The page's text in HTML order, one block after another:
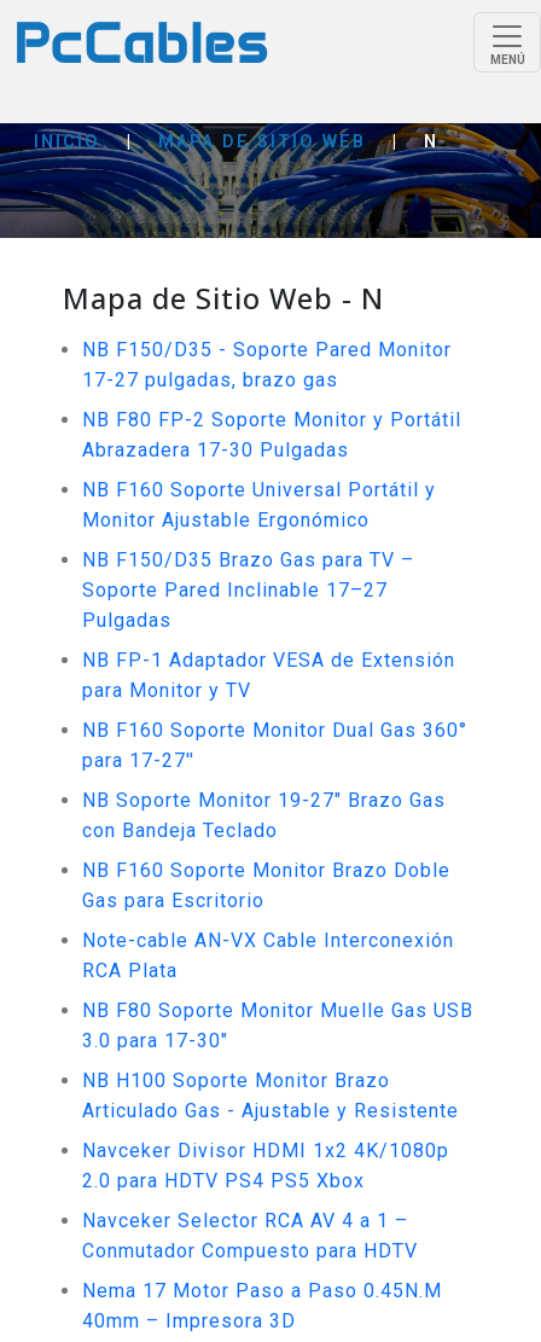
MENÚ
INICIO | MAPA DE SITIO WEB | N
Mapa de Sitio Web - N
NB F150/D35 - Soporte Pared Monitor
17-27 pulgadas, brazo gas
NB F80 FP-2 Soporte Monitor y Portátil
Abrazadera 17-30 Pulgadas
NB F160 Soporte Universal Portátil y
Monitor Ajustable Ergonómico
NB F150/D35 Brazo Gas para TV –
Soporte Pared Inclinable 17–27
Pulgadas
NB FP-1 Adaptador VESA de Extensión
para Monitor y TV
NB F160 Soporte Monitor Dual Gas 360°
para 17-27''
NB Soporte Monitor 19-27" Brazo Gas
con Bandeja Teclado
NB F160 Soporte Monitor Brazo Doble
Gas para Escritorio
Note-cable AN-VX Cable Interconexión
RCA Plata
NB F80 Soporte Monitor Muelle Gas USB
3.0 para 17-30"
NB H100 Soporte Monitor Brazo
Articulado Gas - Ajustable y Resistente
Navceker Divisor HDMI 1x2 4K/1080p
2.0 para HDTV PS4 PS5 Xbox
Navceker Selector RCA AV 4 a 1 –
Conmutador Compuesto para HDTV
Nema 17 Motor Paso a Paso 0.45N.M
40mm – Impresora 3D